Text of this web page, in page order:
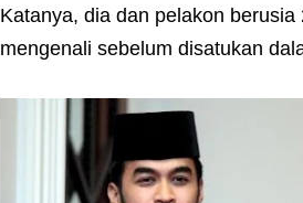
Katanya, dia dan pelakon
mengenali sebelum disatukan